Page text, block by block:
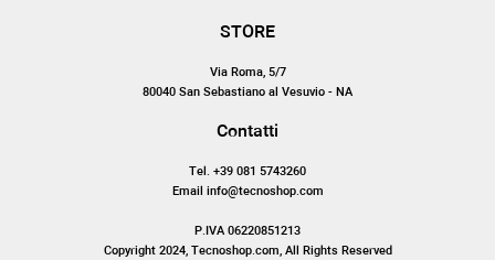
STORE
Via Roma, 5/7
80040 San Sebastiano al Vesuvio - NA
Contatti
Tel. +39 081 5743260
Email info@tecnoshop.com
P.IVA 06220851213
Copyright 2024, Tecnoshop.com, All Rights Reserved